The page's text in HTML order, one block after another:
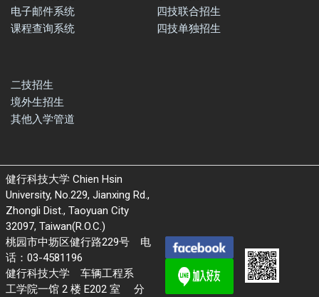
电子邮件系统
课程查询系统
四技联合招生
四技单独招生
二技招生
境外生招生
其他入学管道
健行科技大学 Chien Hsin
University, No.229, Jianxing Rd.,
Zhongli Dist., Taoyuan City
32097, Taiwan(R.O.C.)
桃园市中坜区健行路229号 电
话：03-4581196
健行科技大学 车辆工程系
工学院一馆 2 楼 E202 室 分